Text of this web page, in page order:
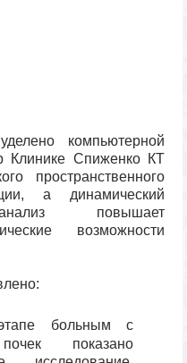
компьютерной
Клинике Спиженко КТ
пространственного
а динамический
анализ повышает
возможности
больным с
показано